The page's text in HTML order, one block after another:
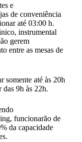
e
de conveniência
até 03:00 h.
instrumental
gerem
entre as mesas de
somente até às 20h
das 9h às 22h.
funcionarão de
da capacidade